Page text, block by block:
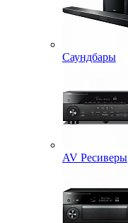
Саундбары
AV Ресиверы